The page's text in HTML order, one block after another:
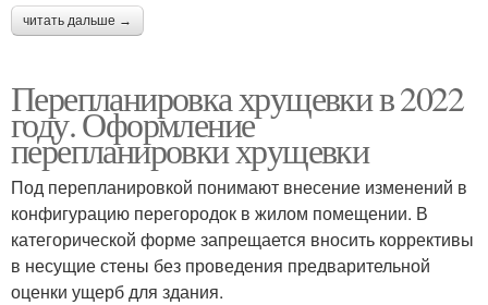
читать дальше →
Перепланировка хрущевки в 2022
году. Оформление
перепланировки хрущевки
Под перепланировкой понимают внесение изменений в
конфигурацию перегородок в жилом помещении. В
категорической форме запрещается вносить коррективы
в несущие стены без проведения предварительной
оценки ущерб для здания.